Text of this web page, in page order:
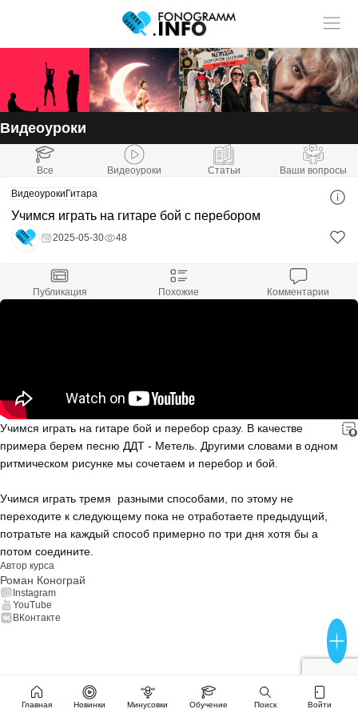
Главная Новинки Минусовки Обучение Поиск Войти
твои ученики!
Размещай
статьи и видео в разделе "Обучение"
Видеоуроки
Все Видеоуроки Статьи Ваши вопросы
Видеоуроки Гитара
Учимся играть на гитаре бой с перебором
2025-05-30 48
Публикация Похожие Комментарии
Учимся играть на гитаре бой и перебор сразу. В качестве
примера берем песню ДДТ - Метель. Другими словами в одном
ритмическом рисунке мы сочетаем и перебор и бой.
Учимся играть тремя  разными способами, по этому не
переходите к следующему пока не отработаете предыдущий,
потратьте на каждый способ примерно по три дня хотя бы а
потом соедините.
Автор курса
Роман Конограй
Instagram
YouTube
ВКонтакте
Смотри ещё: